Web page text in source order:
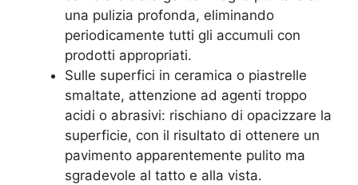
una pulizia profonda, eliminando
periodicamente tutti gli accumuli con
prodotti appropriati.
Sulle superfici in ceramica o piastrelle
smaltate, attenzione ad agenti troppo
acidi o abrasivi: rischiano di opacizzare la
superficie, con il risultato di ottenere un
pavimento apparentemente pulito ma
sgradevole al tatto e alla vista.